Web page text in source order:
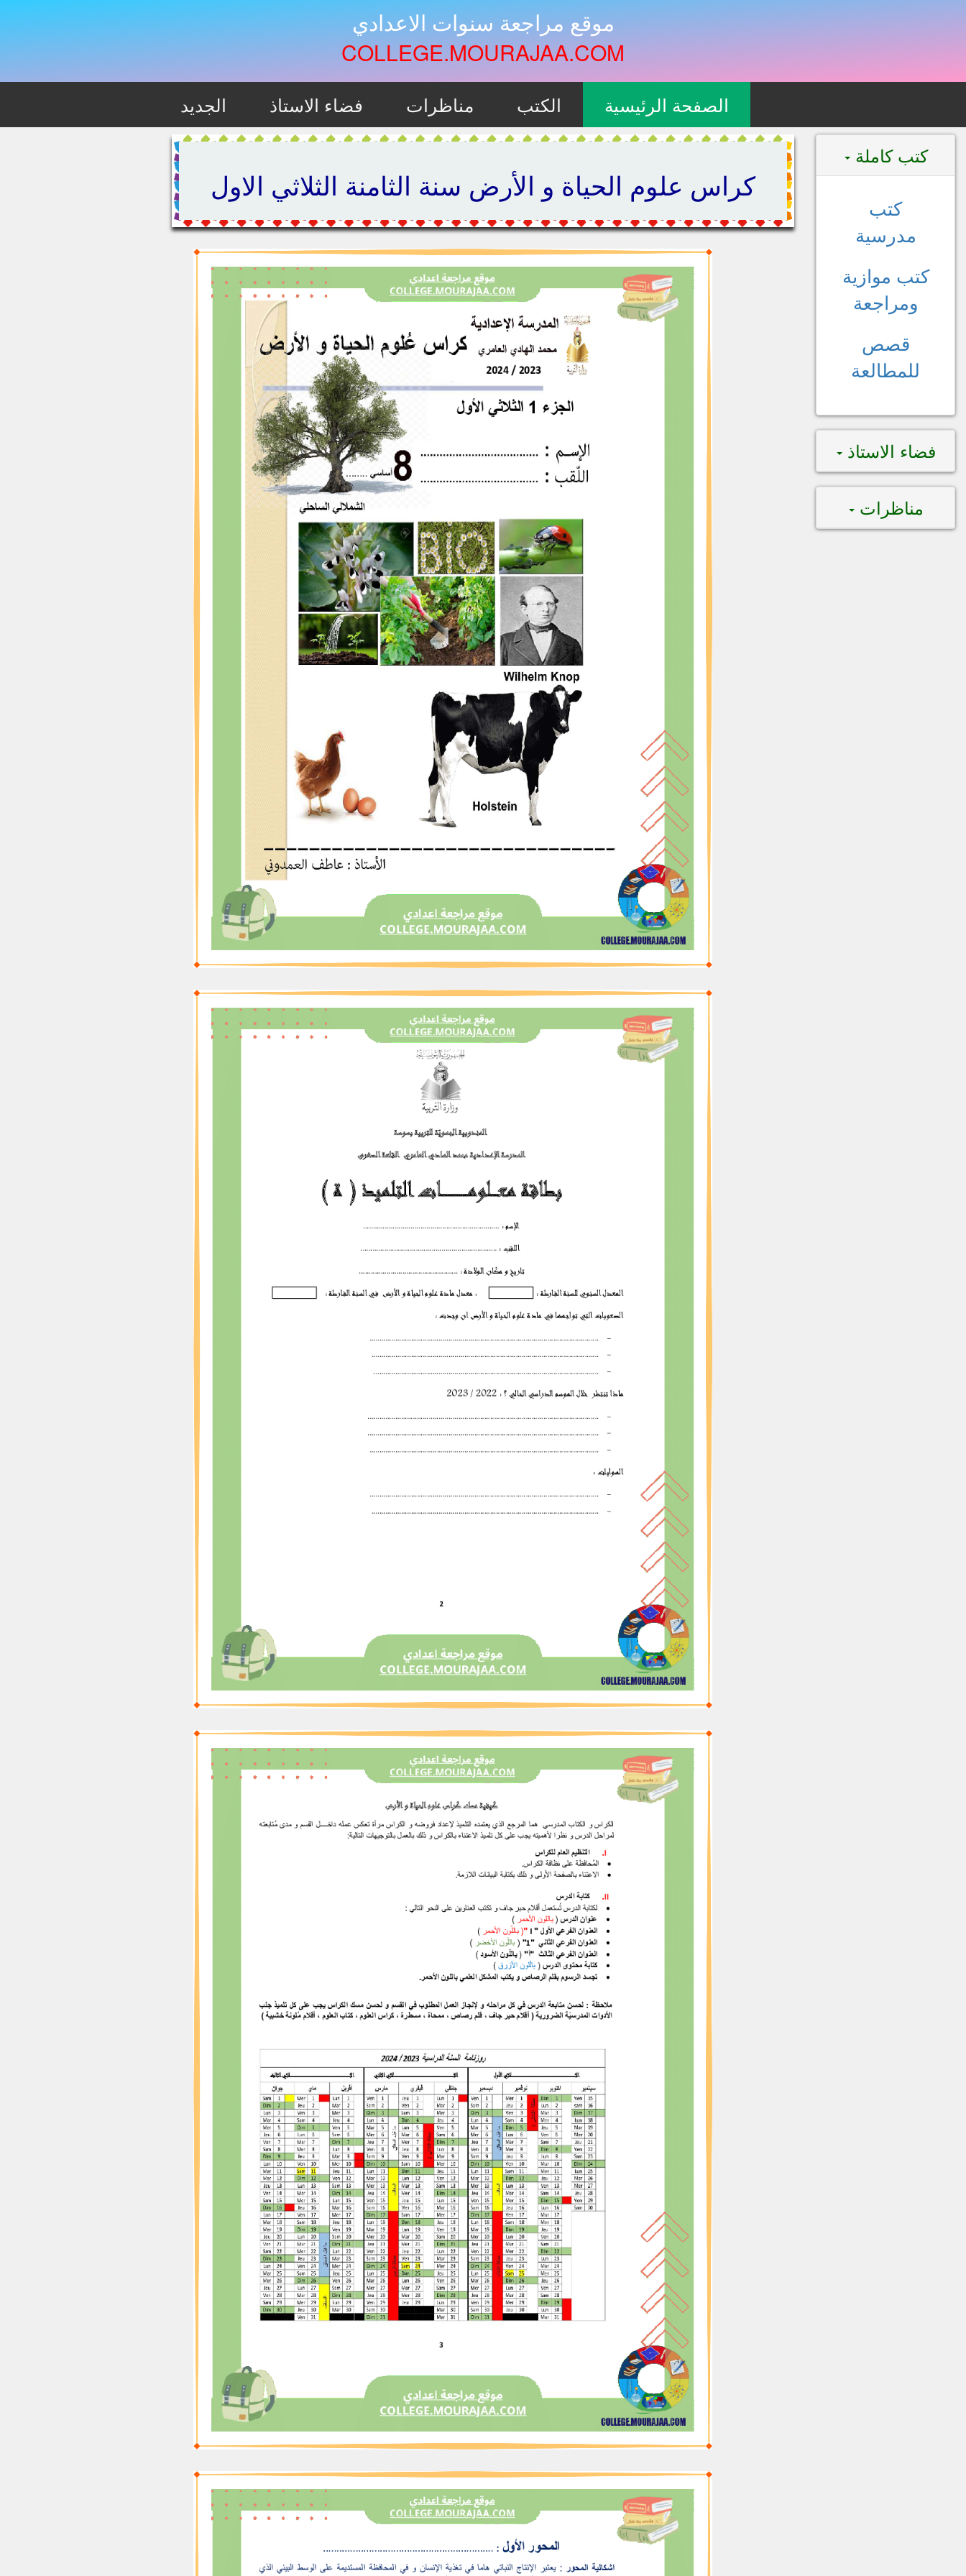
موقع مراجعة سنوات الاعدادي
COLLEGE.MOURAJAA.COM
الصفحة الرئيسية الكتب مناظرات فضاء الاستاذ الجديد
كراس علوم الحياة و الأرض سنة الثامنة الثلاثي الاول
كتب كاملة
كتب
مدرسية
كتب موازية
ومراجعة
قصص
للمطالعة
فضاء الاستاذ
مناظرات